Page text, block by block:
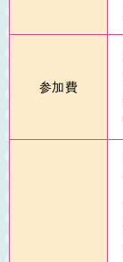
参加費